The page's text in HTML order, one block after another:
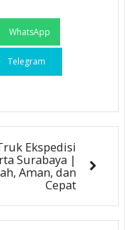
WhatsApp
Telegram
Ekspedisi
Surabaya |
Aman, dan
Cepat